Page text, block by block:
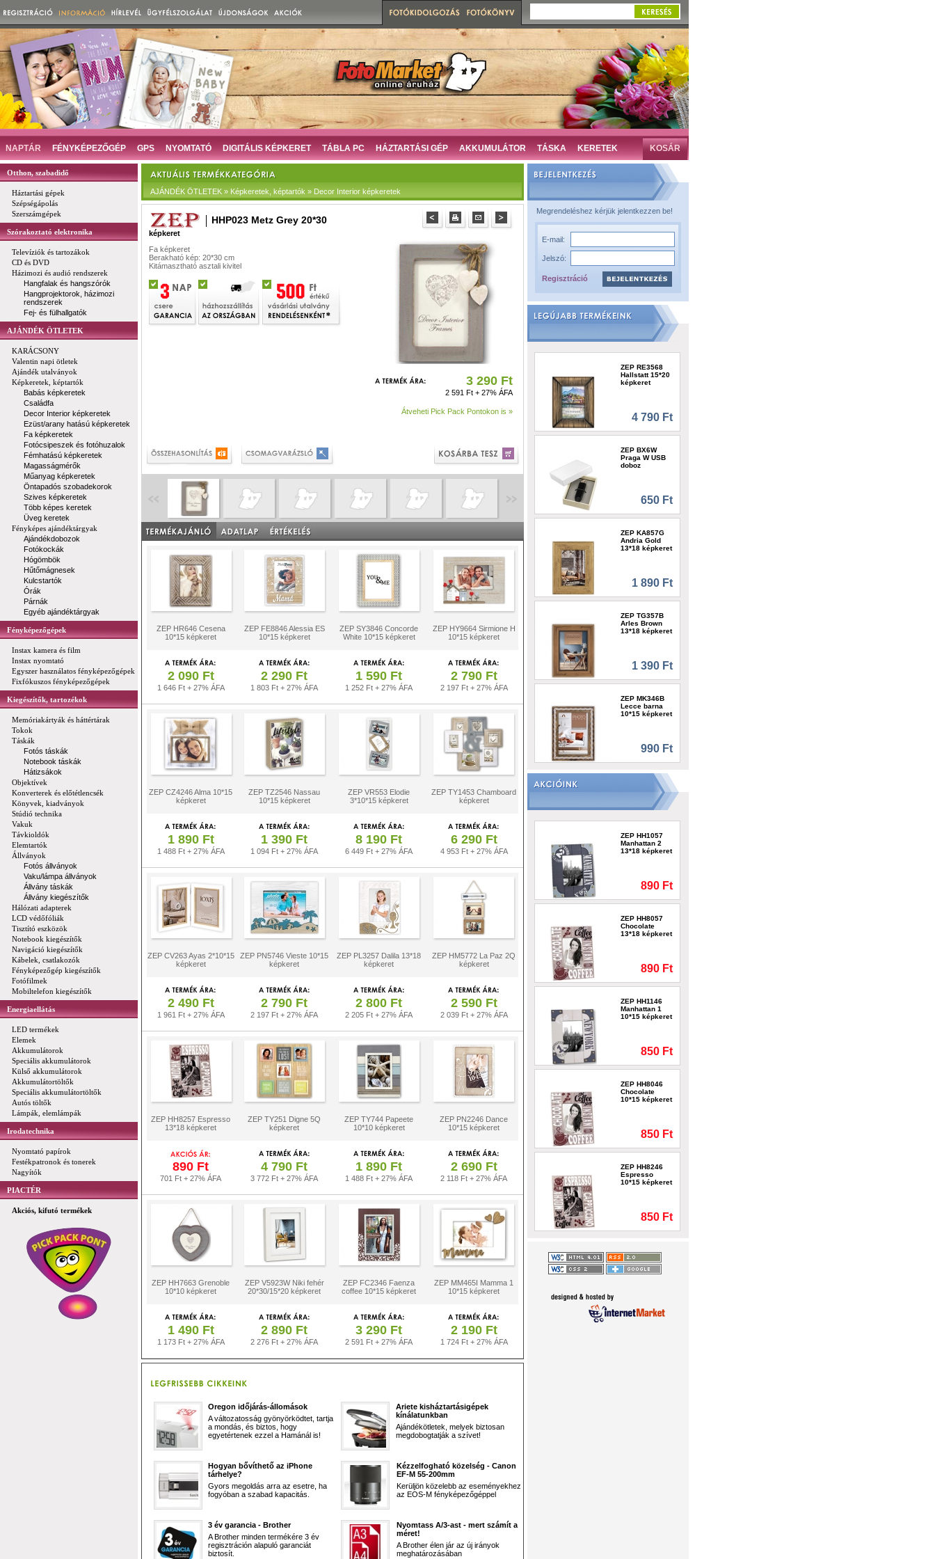
NAPTÁR FÉNYKÉPEZŐGÉP GPS NYOMTATÓ DIGITÁLIS KÉPKERET TÁBLA PC HÁZTARTÁSI GÉP AKKUMULÁTOR TÁSKA KERETEK KOSÁR
Otthon, szabadidő
Háztartási gépek
Szépségápolás
Szerszámgépek
Szórakoztató elektronika
Televíziók és tartozákok
CD és DVD
Házimozi és audió rendszerek
Hangfalak és hangszórók
Hangprojektorok, házimozi
rendszerek
Fej- és fülhallgatók
AJÁNDÉK ÖTLETEK
KARÁCSONY
Valentin napi ötletek
Ajándék utalványok
Képkeretek, képtartók
Babás képkeretek
Családfa
Decor Interior képkeretek
Ezüst/arany hatású képkeretek
Fa képkeretek
Fotócsipeszek és fotóhuzalok
Fémhatású képkeretek
Magasságmérők
Műanyag képkeretek
Öntapadós szobadekorok
Szives képkeretek
Több képes keretek
Üveg keretek
Fényképes ajándéktárgyak
Ajándékdobozok
Fotókockák
Hógömbök
Hűtőmágnesek
Kulcstartók
Órák
Párnák
Egyéb ajándéktárgyak
Fényképezőgépek
Instax kamera és film
Instax nyomtató
Egyszer használatos fényképezőgépek
Fixfókuszos fényképezőgépek
Kiegészítők, tartozékok
Memóriakártyák és háttértárak
Tokok
Táskák
Fotós táskák
Notebook táskák
Hátizsákok
Objektívek
Konverterek és előtétlencsék
Könyvek, kiadványok
Stúdió technika
Vakuk
Távkioldók
Elemtartók
Állványok
Fotós állványok
Vaku/lámpa állványok
Állvány táskák
Állvány kiegészítők
Hálózati adapterek
LCD védőfóliák
Tisztító eszközök
Notebook kiegészítők
Navigáció kiegészítők
Kábelek, csatlakozók
Fényképezőgép kiegészítők
Fotófilmek
Mobiltelefon kiegészítők
Energiaellátás
LED termékek
Elemek
Akkumulátorok
Speciális akkumulátorok
Külső akkumulátorok
Akkumulátortöltők
Speciális akkumulátortöltők
Autós töltők
Lámpák, elemlámpák
Irodatechnika
Nyomtató papírok
Festékpatronok és tonerek
Nagyítók
PIACTÉR
Akciós, kifutó termékek
AJÁNDÉK ÖTLETEK » Képkeretek, képtartók » Decor Interior képkeretek
HHP023 Metz Grey 20*30
képkeret
Fa képkeret
Berakható kép: 20*30 cm
Kitámasztható asztali kivitel
3 290 Ft
2 591 Ft + 27% ÁFA
Átveheti Pick Pack Pontokon is »
ZEP HR646 Cesena
10*15 képkeret
ZEP FE8846 Alessia ES
10*15 képkeret
ZEP SY3846 Concorde
White 10*15 képkeret
ZEP HY9664 Sirmione H
10*15 képkeret
2 090 Ft
1 646 Ft + 27% ÁFA
2 290 Ft
1 803 Ft + 27% ÁFA
1 590 Ft
1 252 Ft + 27% ÁFA
2 790 Ft
2 197 Ft + 27% ÁFA
ZEP CZ4246 Alma 10*15
képkeret
ZEP TZ2546 Nassau
10*15 képkeret
ZEP VR553 Elodie
3*10*15 képkeret
ZEP TY1453 Chamboard
képkeret
1 890 Ft
1 488 Ft + 27% ÁFA
1 390 Ft
1 094 Ft + 27% ÁFA
8 190 Ft
6 449 Ft + 27% ÁFA
6 290 Ft
4 953 Ft + 27% ÁFA
ZEP CV263 Ayas 2*10*15
képkeret
ZEP PN5746 Vieste 10*15
képkeret
ZEP PL3257 Dalila 13*18
képkeret
ZEP HM5772 La Paz 2Q
képkeret
2 490 Ft
1 961 Ft + 27% ÁFA
2 790 Ft
2 197 Ft + 27% ÁFA
2 800 Ft
2 205 Ft + 27% ÁFA
2 590 Ft
2 039 Ft + 27% ÁFA
ZEP HH8257 Espresso
13*18 képkeret
ZEP TY251 Digne 5Q
képkeret
ZEP TY744 Papeete
10*10 képkeret
ZEP PN2246 Dance
10*15 képkeret
890 Ft
701 Ft + 27% ÁFA
4 790 Ft
3 772 Ft + 27% ÁFA
1 890 Ft
1 488 Ft + 27% ÁFA
2 690 Ft
2 118 Ft + 27% ÁFA
ZEP HH7663 Grenoble
10*10 képkeret
ZEP V5923W Niki fehér
20*30/15*20 képkeret
ZEP FC2346 Faenza
coffee 10*15 képkeret
ZEP MM465I Mamma 1
10*15 képkeret
1 490 Ft
1 173 Ft + 27% ÁFA
2 890 Ft
2 276 Ft + 27% ÁFA
3 290 Ft
2 591 Ft + 27% ÁFA
2 190 Ft
1 724 Ft + 27% ÁFA
Oregon időjárás-állomások
A változatosság gyönyörködtet, tartja
a mondás, és biztos, hogy
egyetértenek ezzel a Hamánál is!
Ariete kisháztartásigépek
kínálatunkban
Ajándékötletek, melyek biztosan
megdobogtatják a szívet!
Hogyan bővíthető az iPhone
tárhelye?
Gyors megoldás arra az esetre, ha
fogyóban a szabad kapacitás.
Kézzelfogható közelség - Canon
EF-M 55-200mm
Kerüljön közelebb az eseményekhez
az EOS-M fényképezőgéppel
3 év garancia - Brother
A Brother minden termékére 3 év
regisztráción alapuló garanciát
biztosít.
Nyomtass A/3-ast - mert számít a
méret!
A Brother élen jár az új irányok
meghatározásában
Megrendeléshez kérjük jelentkezzen be!
E-mail:
Jelszó:
Regisztráció
ZEP RE3568
Hallstatt 15*20
képkeret
4 790 Ft
ZEP BX6W
Praga W USB
doboz
650 Ft
ZEP KA857G
Andria Gold
13*18 képkeret
1 890 Ft
ZEP TG357B
Arles Brown
13*18 képkeret
1 390 Ft
ZEP MK346B
Lecce barna
10*15 képkeret
990 Ft
ZEP HH1057
Manhattan 2
13*18 képkeret
890 Ft
ZEP HH8057
Chocolate
13*18 képkeret
890 Ft
ZEP HH1146
Manhattan 1
10*15 képkeret
850 Ft
ZEP HH8046
Chocolate
10*15 képkeret
850 Ft
ZEP HH8246
Espresso
10*15 képkeret
850 Ft